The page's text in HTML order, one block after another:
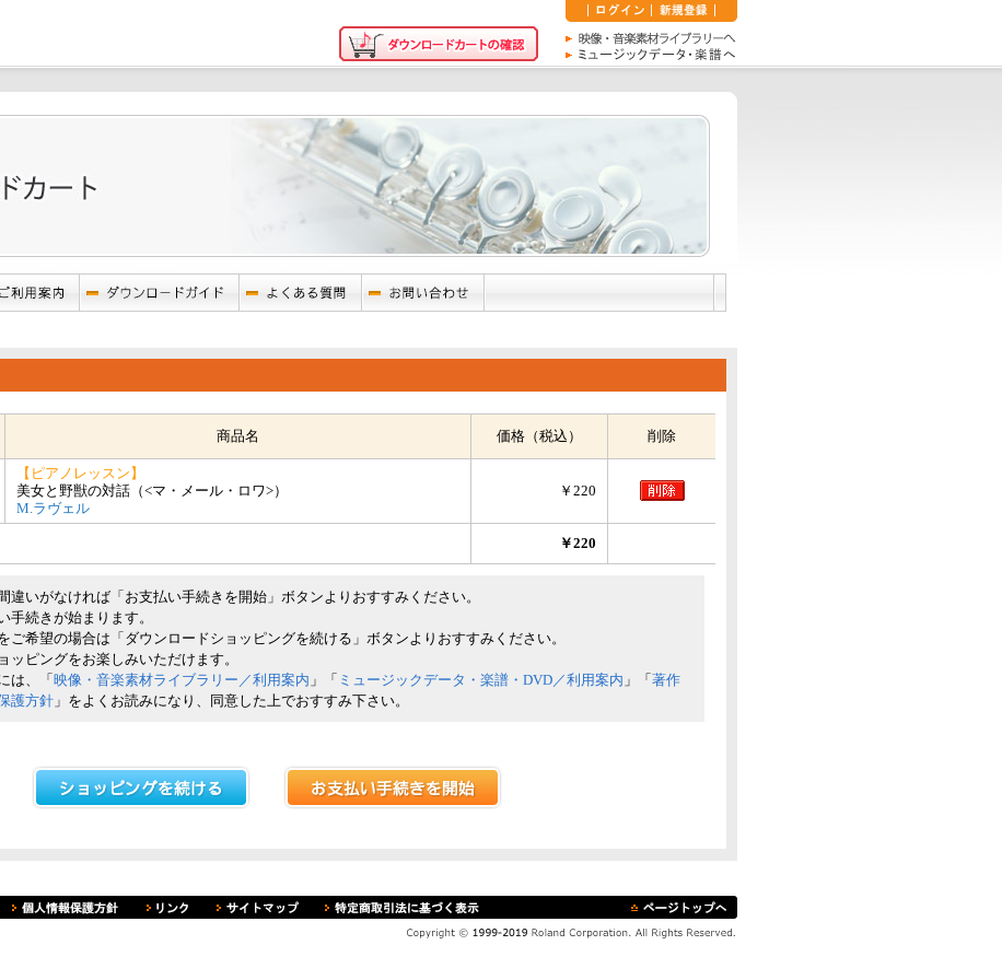
商品名 価格（税込） 削除
【ピアノレッスン】
美女と野獣の対話（<マ・メール・ロワ>）
M.ラヴェル
￥220
￥220
違いがなければ「お支払い手続きを開始」ボタンよりおすすみください。
手続きが始まります。
ご希望の場合は「ダウンロードショッピングを続ける」ボタンよりおすすみください。
ッピングをお楽しみいただけます。
は、「 映像・音楽素材ライブラリー／利用案内 」「 ミュージックデータ・楽譜・DVD／利用案内 」「 著作
護方針 」をよくお読みになり、同意した上でおすすみ下さい。